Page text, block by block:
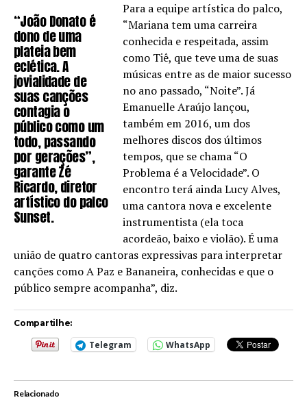
“João Donato é
dono de uma
plateia bem
eclética. A
jovialidade de
suas canções
contagia o
público como um
todo, passando
por gerações”,
garante Zé
Ricardo, diretor
artístico do palco
Sunset.
Para a equipe artística do palco,
“Mariana tem uma carreira
conhecida e respeitada, assim
como Tiê, que teve uma de suas
músicas entre as de maior sucesso
no ano passado, “Noite”. Já
Emanuelle Araújo lançou,
também em 2016, um dos
melhores discos dos últimos
tempos, que se chama “O
Problema é a Velocidade”. O
encontro terá ainda Lucy Alves,
uma cantora nova e excelente
instrumentista (ela toca
acordeão, baixo e violão). É uma
união de quatro cantoras expressivas para interpretar
canções como A Paz e Bananeira, conhecidas e que o
público sempre acompanha”, diz.
Compartilhe:
Telegram WhatsApp
Relacionado